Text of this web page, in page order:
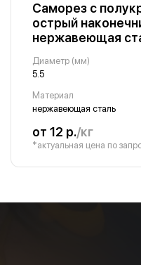
Саморез с
острый
нержавеющая
Диаметр (мм)
5.5
Материал
нержавеющая сталь
от 12 р./кг
*актуальная цена по